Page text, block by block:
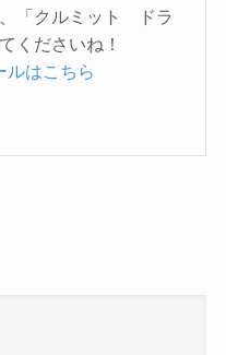
「クルミット ドラ
くださいね！
ルはこちら